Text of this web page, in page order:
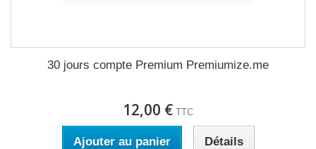
30 jours compte Premium Premiumize.me
12,00 € TTC
Ajouter au panier Détails